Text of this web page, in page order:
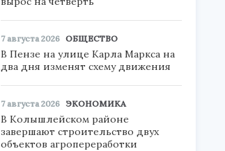
7 августа 2026 ОБЩЕСТВО
В Пензе на улице Карла Маркса на
два дня изменят схему движения
7 августа 2026 ЭКОНОМИКА
В Колышлейском районе
завершают строительство двух
объектов агропереработки